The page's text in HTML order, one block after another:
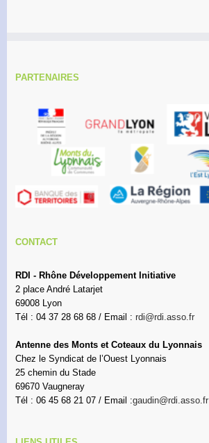
PARTENAIRES
CONTACT
RDI - Rhône Développement Initiative
2 place André Latarjet
69008 Lyon
Tél : 04 37 28 68 68 / Email : rdi@rdi.asso.fr
Antenne des Monts et Coteaux du Lyonnais
Chez le Syndicat de l’Ouest Lyonnais
25 chemin du Stade
69670 Vaugneray
Tél : 06 45 68 21 07 / Email :gaudin@rdi.asso.fr